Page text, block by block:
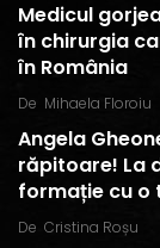
Medicul
în chirurgia
în România
De Mihaela Floroiu
Angela
răpitoare! La
formație cu o
De Cristina Roșu